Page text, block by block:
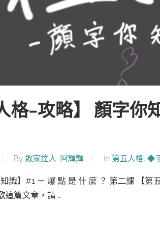
格-攻略】 顏字你
By 敗家達人-阿輝輝 In 第五人格, ◆
識】#1 － 爆 點 是 什 麼 ？ 第二課 【第
這篇文章，請 …